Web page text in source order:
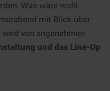
Was wäre wohl
mit Blick über
von angenehmen
und das Line-Up